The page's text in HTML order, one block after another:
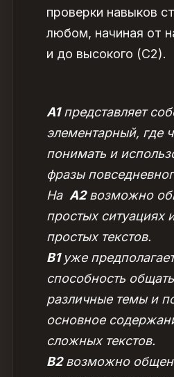
проверки навыков
любом, начиная от
и до высокого (C2).
A1представляет
элементарный, где
понимать и
фразы
НаA2возможно
простых ситуациях
простых текстов.
B1 уже
способность
различные темы и
основное
сложных текстов.
B2возможно